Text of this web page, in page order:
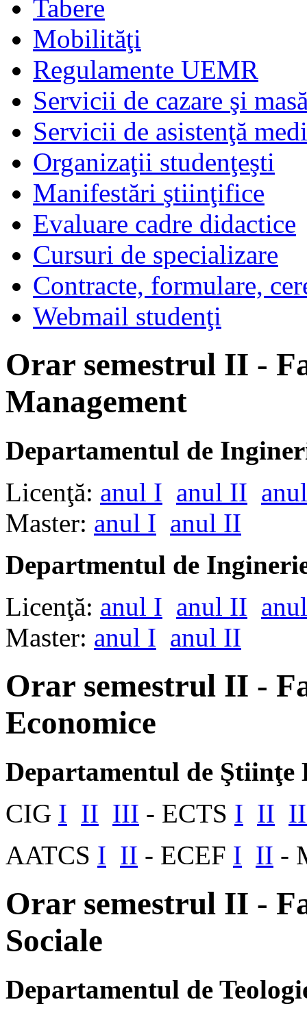
Tabere
Mobilităţi
Regulamente UEMR
Servicii de cazare şi
Servicii de asistenţă
Organizaţii studenţeşti
Manifestări ştiinţifice
Evaluare cadre didactice
Cursuri de specializare
Contracte, formulare,
Webmail studenţi
Orar semestrul II -
Management
Departamentul de
Licenţă: anul I anul II
Master: anul I anul II
Departmentul de
Licenţă: anul I anul II
Master: anul I anul II
Orar semestrul II -
Economice
Departamentul de Ştiinţe
CIG I II III - ECTS I II
AATCS I II - ECEF I II -
Orar semestrul II -
Sociale
Departamentul de